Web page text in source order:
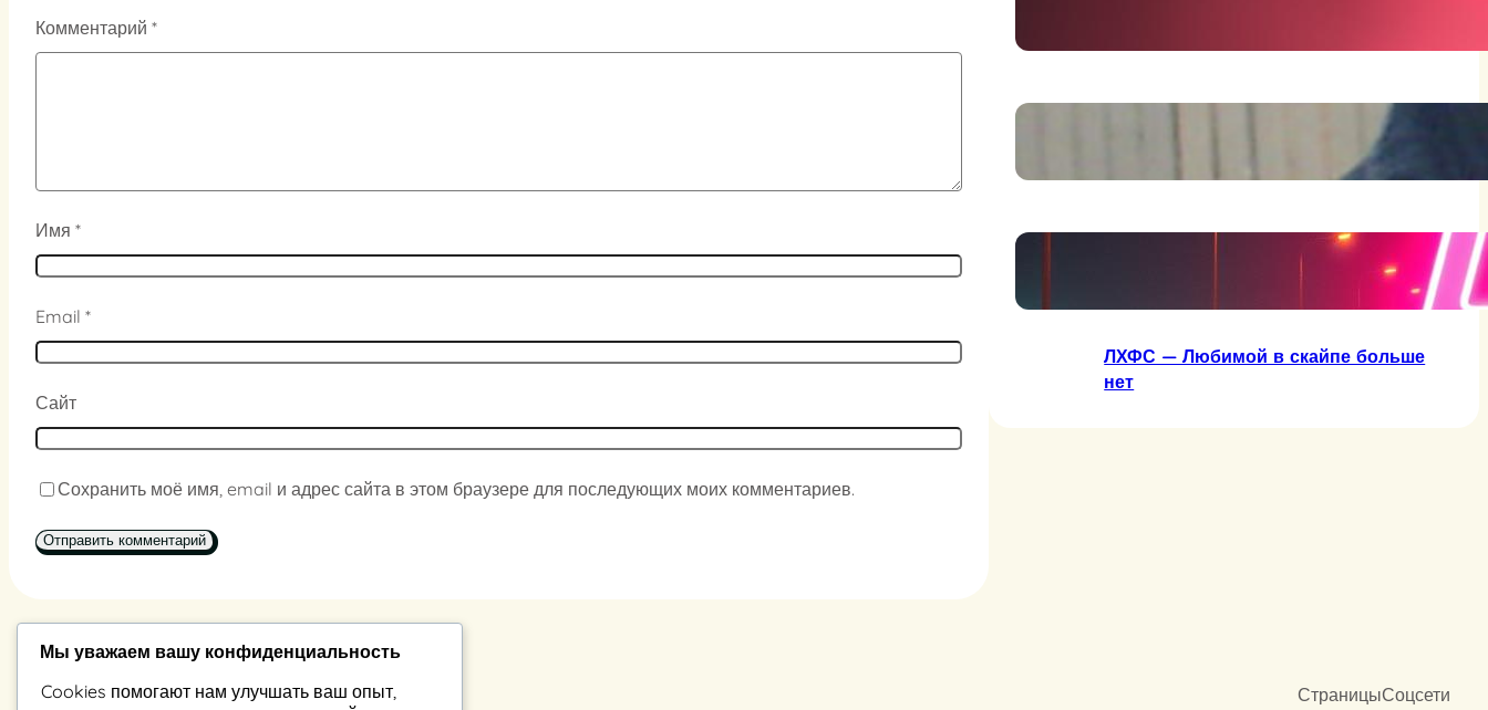
Комментарий *
Имя *
Email *
Сайт
Сохранить моё имя, email и адрес сайта в этом браузере для последующих моих комментариев.
ЛХФС — Любимой в скайпе больше
нет
Константин Владимиров СтраницыСоцсети
Мы уважаем вашу конфиденциальность
Cookies помогают нам улучшать ваш опыт,